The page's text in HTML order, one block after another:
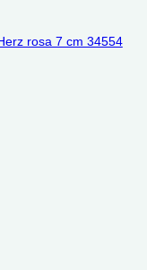
rosa 7 cm 34554